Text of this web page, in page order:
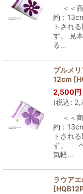
＜＜商
約：
トされ
す。 見
る…
プルメ
12cm [
2,500円
(税込:
＜＜商
約：
トされ
す。 ベ
気軽…
ラウア
[